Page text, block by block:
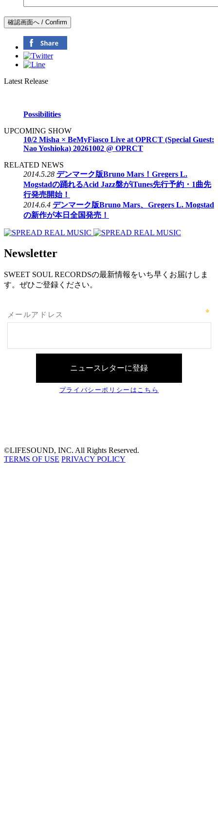
Latest Release
Possibilities
UPCOMING SHOW
10/2 Misha × BeMyFiasco Live at OPRCT (Special Guest:
Nao Yoshioka) 20261002 @ OPRCT
RELATED NEWS
2014.5.28 デンマーク版Bruno Mars！Gregers L.
Mogstadの踊れるAcid Jazz盤がiTunes先行予約・1曲先
行発売開始！
2014.6.4 デンマーク版Bruno Mars、Gregers L. Mogstad
の新作が本日全国発売！
Newsletter
SWEET SOUL RECORDSの最新情報をいち早くお届けしま
す。ぜひご登録ください。
©LIFESOUND, INC. All Rights Reserved.
TERMS OF USE PRIVACY POLICY